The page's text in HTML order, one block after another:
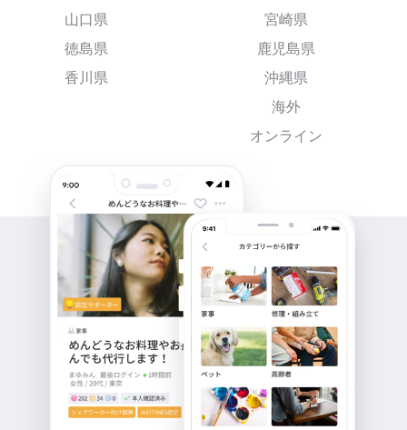
山口県
徳島県
香川県
宮崎県
鹿児島県
沖縄県
海外
オンライン